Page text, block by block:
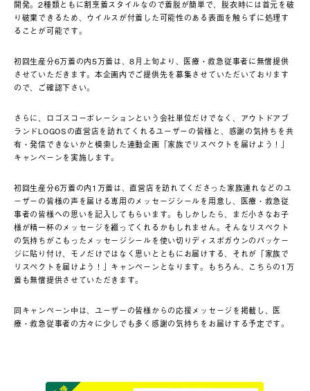
開発。2種類ともに割烹着スタイルなので着脱が簡単で、脱衣時には首元を破
り破棄できるため、ウイルスが付着した可能性のある表面を触らずに処理す
ることが可能です。
初回生産分6万着の内5万着は、8月上旬より、医療・救急従事者に無償提供
させていただきます。本企画内でご提供先を募集させていただいております
ので、ご確認下さい。
さらに、ロゴスコーポレーションという会社単位だけでなく、アウトドアブ
ランドLOGOSの直営店を訪れてくれるユーザーの皆様と、感謝の気持ちを共
有・発信できないかと模索した連動企画「家族でリスペクトを届けよう！」
キャンペーンを実施します。
初回生産分6万着の内1万着は、直営店を訪れてくださった家族連れなどのユ
ーザーの皆様の声を届ける専用のメッセージシールを用意し、医療・救急従
事者の皆様への思いを記入してもらいます。もしかしたら、まだ小さなお子
様が精一杯のメッセージを綴ってくれるかもしれません。そんなリスペクト
の気持ちがこもったメッセージシールを使い切りディスポガウンのパッケー
ジに貼り付け、モノだけではなく思いとともにお届けする、それが「家族で
リスペクトを届けよう！」キャンペーンとなります。もちろん、こちらの1万
着も無償提供させていただきます。
同キャンペーン中は、ユーザーの皆様からの応援メッセージを掲載し、医
療・救急従事者の方々に少しでも多く感謝の気持ちをお届けする予定です。